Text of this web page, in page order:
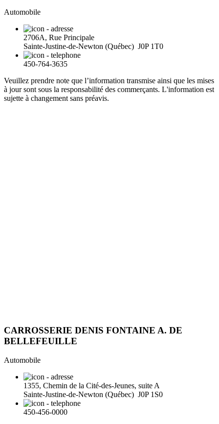
Automobile
2706A, Rue Principale
Sainte-Justine-de-Newton (Québec) J0P 1T0
450-764-3635
Veuillez prendre note que l’information transmise ainsi que les mises
à jour sont sous la responsabilité des commerçants. L'information est
sujette à changement sans préavis.
CARROSSERIE DENIS FONTAINE A. DE
BELLEFEUILLE
Automobile
1355, Chemin de la Cité-des-Jeunes, suite A
Sainte-Justine-de-Newton (Québec) J0P 1S0
450-456-0000